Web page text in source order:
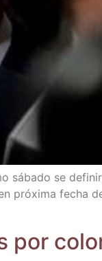
sába­do se
pró­xi­ma fecha
por